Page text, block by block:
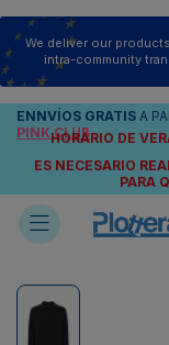
We deliver our
intra-community
ENNVÍOS GRATIS A
PINK CLUB
HORARIO DE
ES NECESARIO
PARA